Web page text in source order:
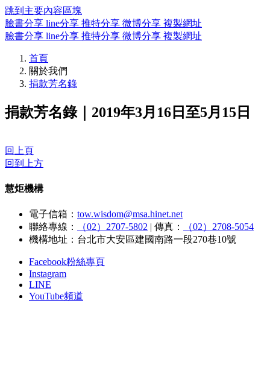
跳到主要內容區塊
臉書分享 line分享 推特分享 微博分享 複製網址
臉書分享 line分享 推特分享 微博分享 複製網址
首頁
關於我們
捐款芳名錄
捐款芳名錄｜2019年3月16日至5月15日
回上頁
回到上方
慧炬機構
電子信箱： tow.wisdom@msa.hinet.net
聯絡專線：
（02）2707-5802 | 傳真：
（02）2708-5054
機構地址：台北市大安區建國南路一段270巷10號
Facebook粉絲專頁
Instagram
LINE
YouTube頻道